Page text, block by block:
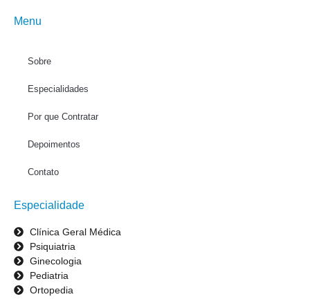
Menu
Sobre
Especialidades
Por que Contratar
Depoimentos
Contato
Especialidade
Clínica Geral Médica
Psiquiatria
Ginecologia
Pediatria
Ortopedia